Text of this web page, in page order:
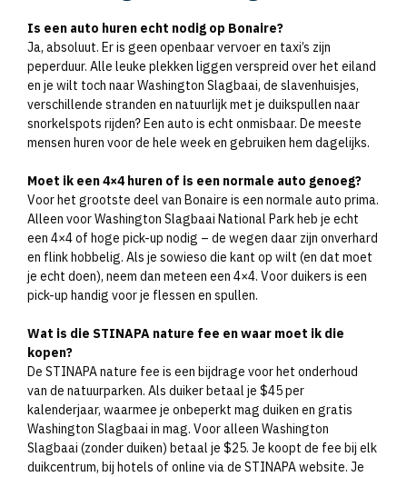
Is een auto huren echt nodig op Bonaire?
Ja, absoluut. Er is geen openbaar vervoer en taxi’s zijn
peperduur. Alle leuke plekken liggen verspreid over het eiland
en je wilt toch naar Washington Slagbaai, de slavenhuisjes,
verschillende stranden en natuurlijk met je duikspullen naar
snorkelspots rijden? Een auto is echt onmisbaar. De meeste
mensen huren voor de hele week en gebruiken hem dagelijks.
Moet ik een 4×4 huren of is een normale auto genoeg?
Voor het grootste deel van Bonaire is een normale auto prima.
Alleen voor Washington Slagbaai National Park heb je echt
een 4×4 of hoge pick-up nodig – de wegen daar zijn onverhard
en flink hobbelig. Als je sowieso die kant op wilt (en dat moet
je echt doen), neem dan meteen een 4×4. Voor duikers is een
pick-up handig voor je flessen en spullen.
Wat is die STINAPA nature fee en waar moet ik die
kopen?
De STINAPA nature fee is een bijdrage voor het onderhoud
van de natuurparken. Als duiker betaal je $45 per
kalenderjaar, waarmee je onbeperkt mag duiken en gratis
Washington Slagbaai in mag. Voor alleen Washington
Slagbaai (zonder duiken) betaal je $25. Je koopt de fee bij elk
duikcentrum, bij hotels of online via de STINAPA website. Je